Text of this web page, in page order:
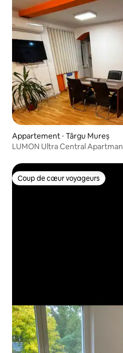
Appartement ⋅ Târgu Mureș
LUMON Ultra Central Apartman
Coup de cœur voyageurs
Coup de cœur voyageurs